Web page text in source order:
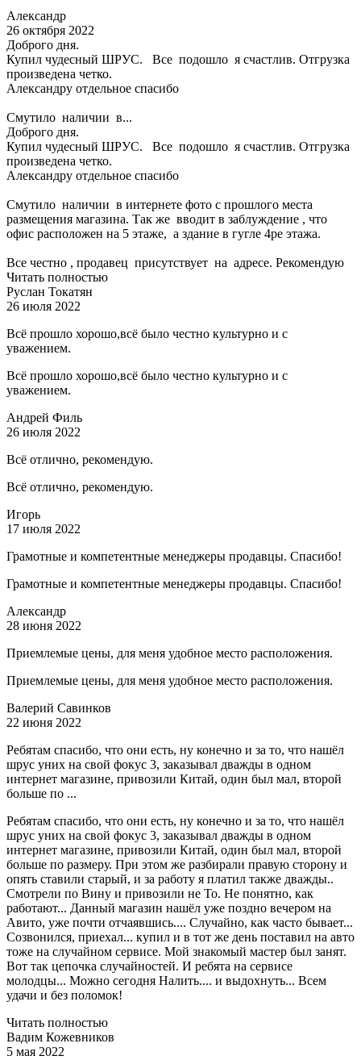
Александр
26 октября 2022
Доброго дня.
Купил чудесный ШРУС. Все подошло я счастлив. Отгрузка
произведена четко.
Александру отдельное спасибо
Смутило наличии в...
Доброго дня.
Купил чудесный ШРУС. Все подошло я счастлив. Отгрузка
произведена четко.
Александру отдельное спасибо
Смутило наличии в интернете фото с прошлого места
размещения магазина. Так же вводит в заблуждение , что
офис расположен на 5 этаже, а здание в гугле 4ре этажа.
Все честно , продавец присутствует на адресе. Рекомендую
Читать полностью
Руслан Токатян
26 июля 2022
Всё прошло хорошо,всё было честно культурно и с
уважением.
Всё прошло хорошо,всё было честно культурно и с
уважением.
Андрей Филь
26 июля 2022
Всё отлично, рекомендую.
Всё отлично, рекомендую.
Игорь
17 июля 2022
Грамотные и компетентные менеджеры продавцы. Спасибо!
Грамотные и компетентные менеджеры продавцы. Спасибо!
Александр
28 июня 2022
Приемлемые цены, для меня удобное место расположения.
Приемлемые цены, для меня удобное место расположения.
Валерий Савинков
22 июня 2022
Ребятам спасибо, что они есть, ну конечно и за то, что нашёл
шрус уних на свой фокус 3, заказывал дважды в одном
интернет магазине, привозили Китай, один был мал, второй
больше по ...
Ребятам спасибо, что они есть, ну конечно и за то, что нашёл
шрус уних на свой фокус 3, заказывал дважды в одном
интернет магазине, привозили Китай, один был мал, второй
больше по размеру. При этом же разбирали правую сторону и
опять ставили старый, и за работу я платил также дважды..
Смотрели по Вину и привозили не То. Не понятно, как
работают... Данный магазин нашёл уже поздно вечером на
Авито, уже почти отчаявшись.... Случайно, как часто бывает...
Созвонился, приехал... купил и в тот же день поставил на авто
тоже на случайном сервисе. Мой знакомый мастер был занят.
Вот так цепочка случайностей. И ребята на сервисе
молодцы... Можно сегодня Налить.... и выдохнуть... Всем
удачи и без поломок!
Читать полностью
Вадим Кожевников
5 мая 2022